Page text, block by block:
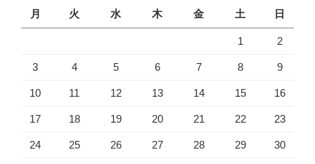
月
火 水 木 金 土 日
1 2
3 4 5 6 7 8 9
10 11 12 13 14 15 16
17 18 19 20 21 22 23
24 25 26 27 28 29 30